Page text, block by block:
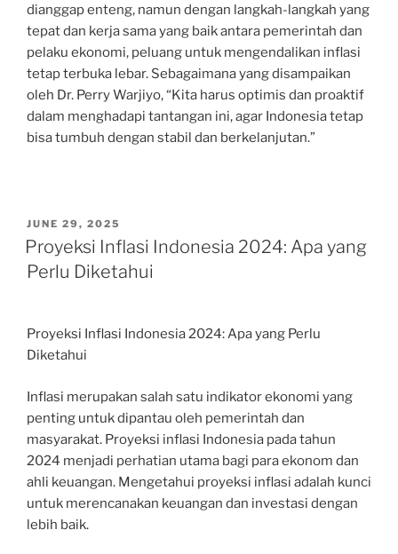
dianggap enteng, namun dengan langkah-langkah yang
tepat dan kerja sama yang baik antara pemerintah dan
pelaku ekonomi, peluang untuk mengendalikan inflasi
tetap terbuka lebar. Sebagaimana yang disampaikan
oleh Dr. Perry Warjiyo, “Kita harus optimis dan proaktif
dalam menghadapi tantangan ini, agar Indonesia tetap
bisa tumbuh dengan stabil dan berkelanjutan.”
POSTED
ON
JUNE 29, 2025
Proyeksi Inflasi Indonesia 2024: Apa yang
Perlu Diketahui
Proyeksi Inflasi Indonesia 2024: Apa yang Perlu
Diketahui
Inflasi merupakan salah satu indikator ekonomi yang
penting untuk dipantau oleh pemerintah dan
masyarakat. Proyeksi inflasi Indonesia pada tahun
2024 menjadi perhatian utama bagi para ekonom dan
ahli keuangan. Mengetahui proyeksi inflasi adalah kunci
untuk merencanakan keuangan dan investasi dengan
lebih baik.